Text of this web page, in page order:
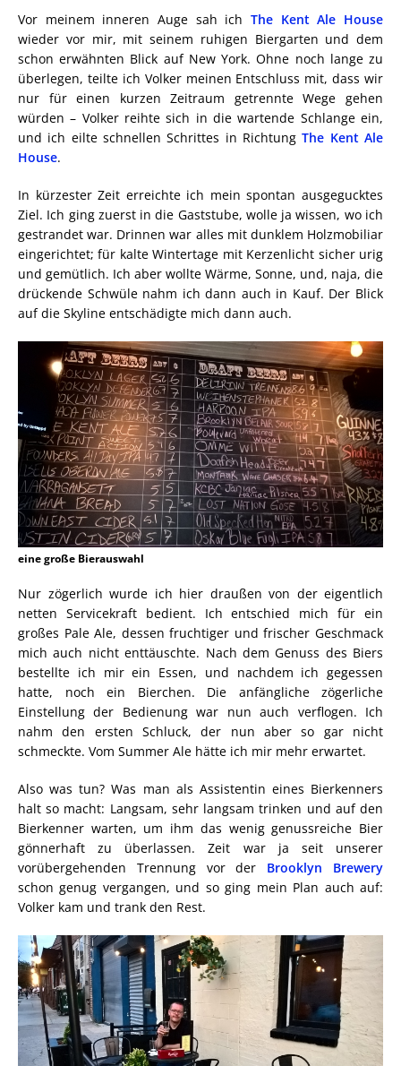
Vor meinem inneren Auge sah ich The Kent Ale House
wieder vor mir, mit seinem ruhigen Biergarten und dem
schon erwähnten Blick auf New York. Ohne noch lange zu
überlegen, teilte ich Volker meinen Entschluss mit, dass wir
nur für einen kurzen Zeitraum getrennte Wege gehen
würden – Volker reihte sich in die wartende Schlange ein,
und ich eilte schnellen Schrittes in RichtungThe Kent Ale
House.
In kürzester Zeit erreichte ich mein spontan ausgegucktes
Ziel. Ich ging zuerst in die Gaststube, wolle ja wissen, wo ich
gestrandet war. Drinnen war alles mit dunklem Holzmobiliar
eingerichtet; für kalte Wintertage mit Kerzenlicht sicher urig
und gemütlich. Ich aber wollte Wärme, Sonne, und, naja, die
drückende Schwüle nahm ich dann auch in Kauf. Der Blick
auf die Skyline entschädigte mich dann auch.
eine große Bierauswahl
Nur zögerlich wurde ich hier draußen von der eigentlich
netten Servicekraft bedient. Ich entschied mich für ein
großes Pale Ale, dessen fruchtiger und frischer Geschmack
mich auch nicht enttäuschte. Nach dem Genuss des Biers
bestellte ich mir ein Essen, und nachdem ich gegessen
hatte, noch ein Bierchen. Die anfängliche zögerliche
Einstellung der Bedienung war nun auch verflogen. Ich
nahm den ersten Schluck, der nun aber so gar nicht
schmeckte. Vom Summer Ale hätte ich mir mehr erwartet.
Also was tun? Was man als Assistentin eines Bierkenners
halt so macht: Langsam, sehr langsam trinken und auf den
Bierkenner warten, um ihm das wenig genussreiche Bier
gönnerhaft zu überlassen. Zeit war ja seit unserer
vorübergehenden Trennung vor der Brooklyn Brewery
schon genug vergangen, und so ging mein Plan auch auf:
Volker kam und trank den Rest.